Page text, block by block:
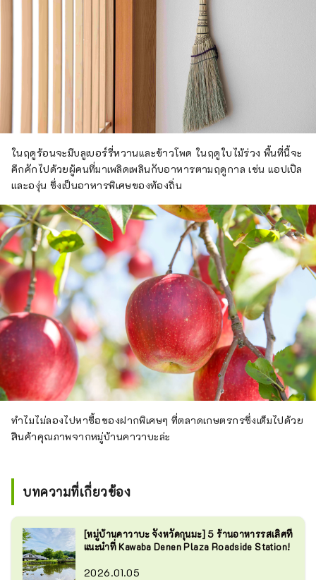
ในฤดูร้อนจะมีบลูเบอร์รี่หวานและข้าวโพด ในฤดูใบไม้ร่วง พื้นที่นี้จะ
คึกคักไปด้วยผู้คนที่มาเพลิดเพลินกับอาหารตามฤดูกาล เช่น แอปเปิล
และองุ่น ซึ่งเป็นอาหารพิเศษของท้องถิ่น
ทำไมไม่ลองไปหาซื้อของฝากพิเศษๆ ที่ตลาดเกษตรกรซึ่งเต็มไปด้วย
สินค้าคุณภาพจากหมู่บ้านคาวาบะล่ะ
บทความที่เกี่ยวข้อง
[หมู่บ้านคาวาบะ จังหวัดกุนมะ] 5 ร้านอาหารรสเลิศที่
แนะนำที่ Kawaba Denen Plaza Roadside Station!
2026.01.05